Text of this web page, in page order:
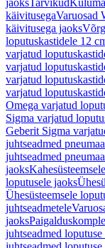
jaoksTarvikud
käivitusegaVaruosad
käivitusega jaoks
loputuskastidele 12
varjatud
varjatud
varjatud
varjatud
Omega varjatud
Sigma varjatud
Geberit Sigma
juhtseadmed
juhtseadmed
jaoks
loputusele jaoks
Ühesüsteemsele
juhtseadmetele
jaoks
juhtseadmed